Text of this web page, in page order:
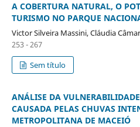
A COBERTURA NATURAL, O
TURISMO NO PARQUE
Victor Silveira Massini, Cláudia
253 - 267
Sem título
ANÁLISE DA
CAUSADA PELAS CHUVAS
METROPOLITANA DE MACEIÓ